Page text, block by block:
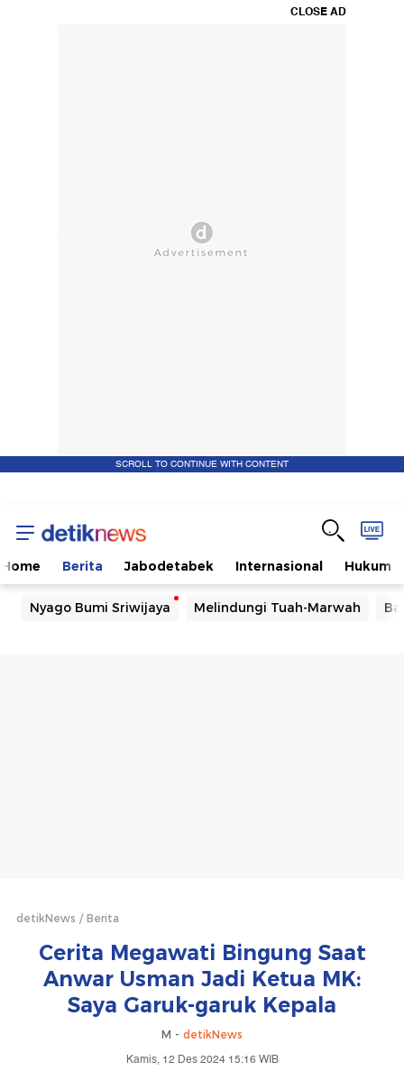
CLOSE AD
SCROLL TO CONTINUE WITH CONTENT
Home Berita Jabodetabek Internasional Hukum
Nyago Bumi Sriwijaya Melindungi Tuah-Marwah
detikNews Berita
Cerita Megawati Bingung Saat
Anwar Usman Jadi Ketua MK:
Saya Garuk-garuk Kepala
M - detikNews
Kamis, 12 Des 2024 15:16 WIB